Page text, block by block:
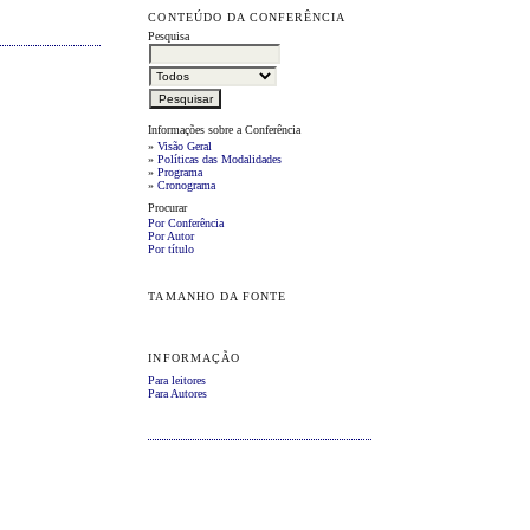
CONTEÚDO DA CONFERÊNCIA
Pesquisa
Informações sobre a Conferência
»Visão Geral
»Políticas das Modalidades
»Programa
»Cronograma
Procurar
Por Conferência
Por Autor
Por título
TAMANHO DA FONTE
INFORMAÇÃO
Para leitores
Para Autores